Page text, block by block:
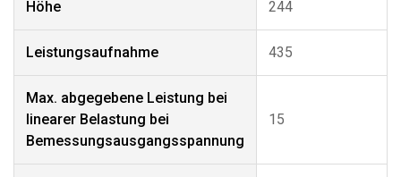
Höhe 244
Leistungsaufnahme 435
Max. abgegebene Leistung bei
linearer Belastung bei
Bemessungsausgangsspannung
15